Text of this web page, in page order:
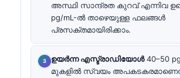
അസ്ഥി സാന്ദ്രത കുറവ് എന്നിവ
pg/mL-ൽ താഴെയുള്ള ഫലങ്ങൾ
പ്രസക്തമായിരിക്കാം.
ഉയർന്ന എസ്ട്രാഡിയോൾ40–50
മുകളിൽ സ്വയം